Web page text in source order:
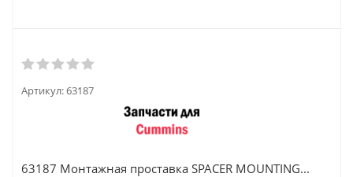
Артикул:63187
63187 Монтажная проставка SPACER MOUNTING...